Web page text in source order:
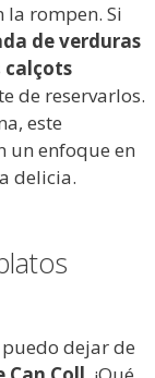
la rompen. Si
de verduras
calçots
de reservarlos.
este
un enfoque en
delicia.
dejar de